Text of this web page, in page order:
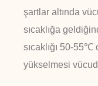
şartlar altında
sıcaklığa
sıcaklığı 50-55℃
yükselmesi